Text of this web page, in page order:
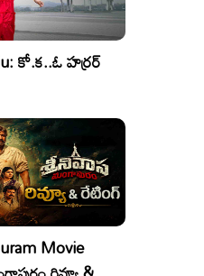
కో.క..ఓ హర్రర్
Movie